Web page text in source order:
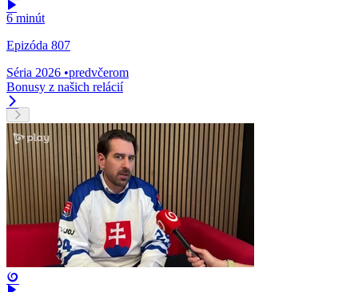
6 minút
Epizóda 807
Séria 2026 •predvčerom
Bonusy z našich relácií